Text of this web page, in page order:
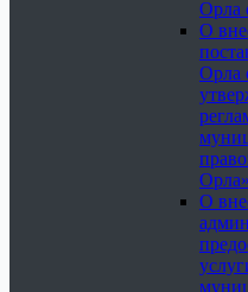
Орла
О
Орла
Орла»
О